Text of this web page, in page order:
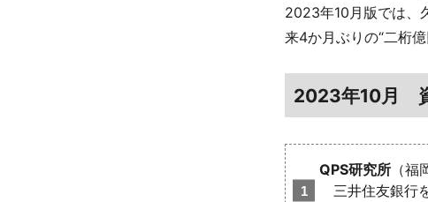
2023年10月版では、
来4か月ぶりの“二桁億
2023年10月
QPS研究所 （
三井住友銀行